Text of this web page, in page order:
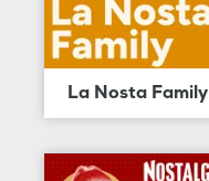
La Nosta Family